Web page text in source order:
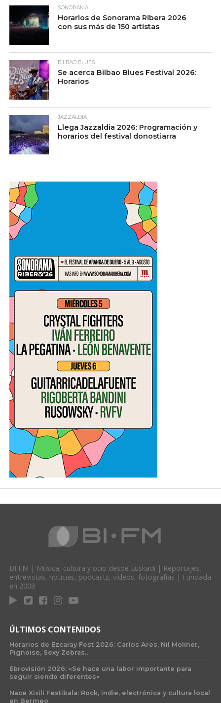
SONORAMA
Horarios de Sonorama Ribera 2026
con sus más de 150 artistas
BILBAO BLUES
Se acerca Bilbao Blues Festival 2026:
Horarios
JAZZALDIA
Llega Jazzaldia 2026: Programación y
horarios del festival donostiarra
BI FM | Música, cultura y ocio desde Euskadi | Reportajes,
entrevistas, noticias, podcasts, vídeos, fotografías | Fundada
en 2008
ÚLTIMOS CONTENIDOS
Horarios de Ezcaray Fest 2026: Carlos Ares, Nil Moliner,
Pignoise, Sexy Zebras…
Ebrovisión 2026: «Se hace una labor importante para
seguir siendo diferentes»
Nace Xixili Festibala: Rock, indie, electrónica y cultura local
en Bermeo